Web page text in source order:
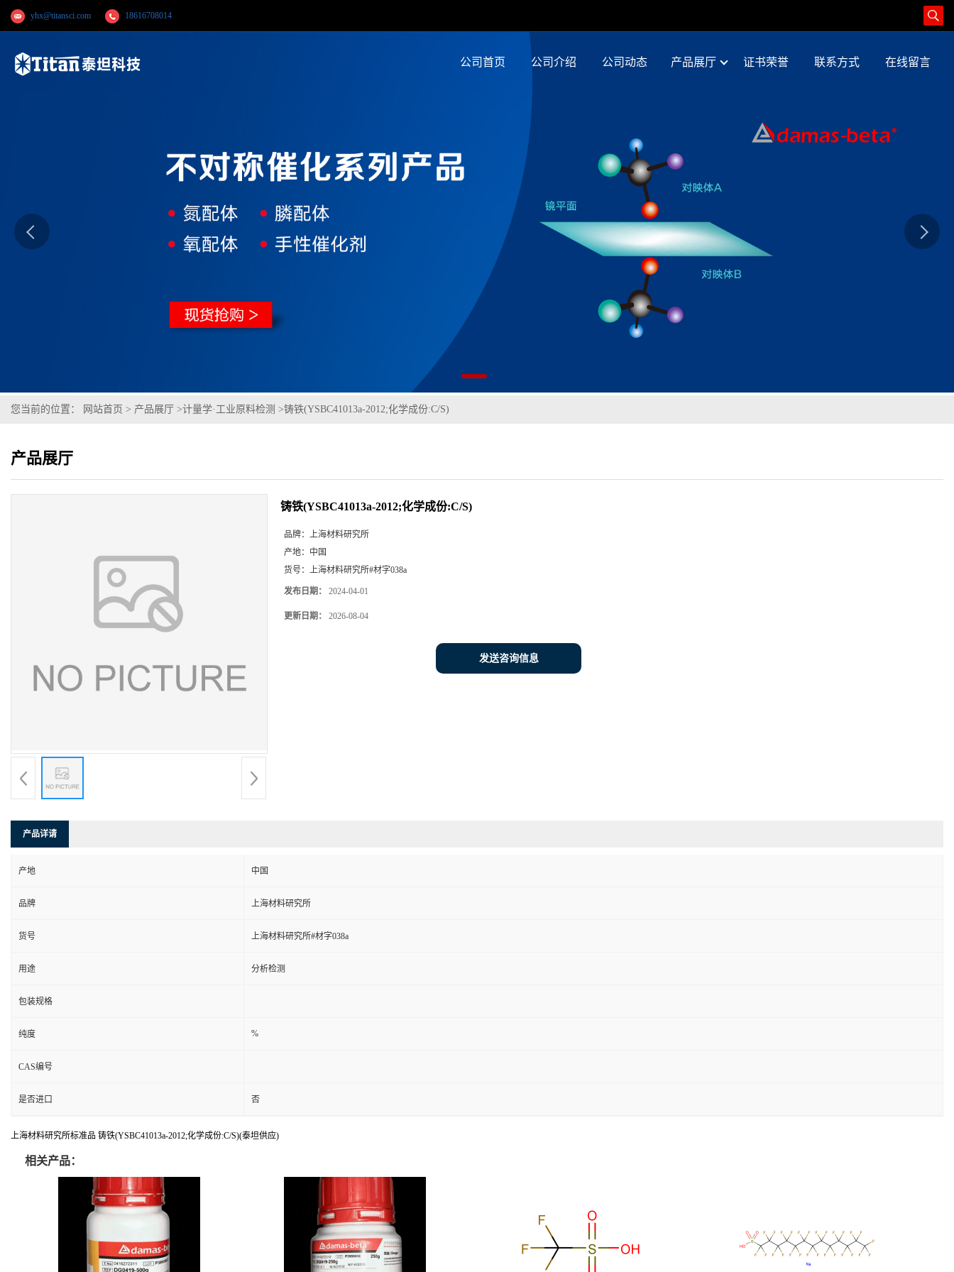
yhx@titansci.com 18616708014
公司首页 公司介绍 公司动态 产品展厅 证书荣誉 联系方式 在线留言
您当前的位置： 网站首页 > 产品展厅 >计量学·工业原料检测 >铸铁(YSBC41013a-2012;化学成份:C/S)
产品展厅
铸铁(YSBC41013a-2012;化学成份:C/S)
品牌：
上海材料研究所
产地： 中国
货号：
上海材料研究所#材字038a
发布日期： 2024-04-01
更新日期： 2026-08-04
发送咨询信息
产品详请
产地 中国
品牌 上海材料研究所
货号 上海材料研究所#材字038a
用途 分析检测
包装规格
纯度 %
CAS编号
是否进口 否
上海材料研究所标准品 铸铁(YSBC41013a-2012;化学成份:C/S)(泰坦供应)
相关产品：